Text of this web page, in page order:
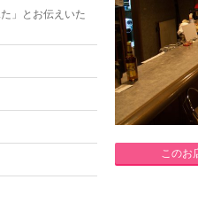
」とお伝えいた
このお